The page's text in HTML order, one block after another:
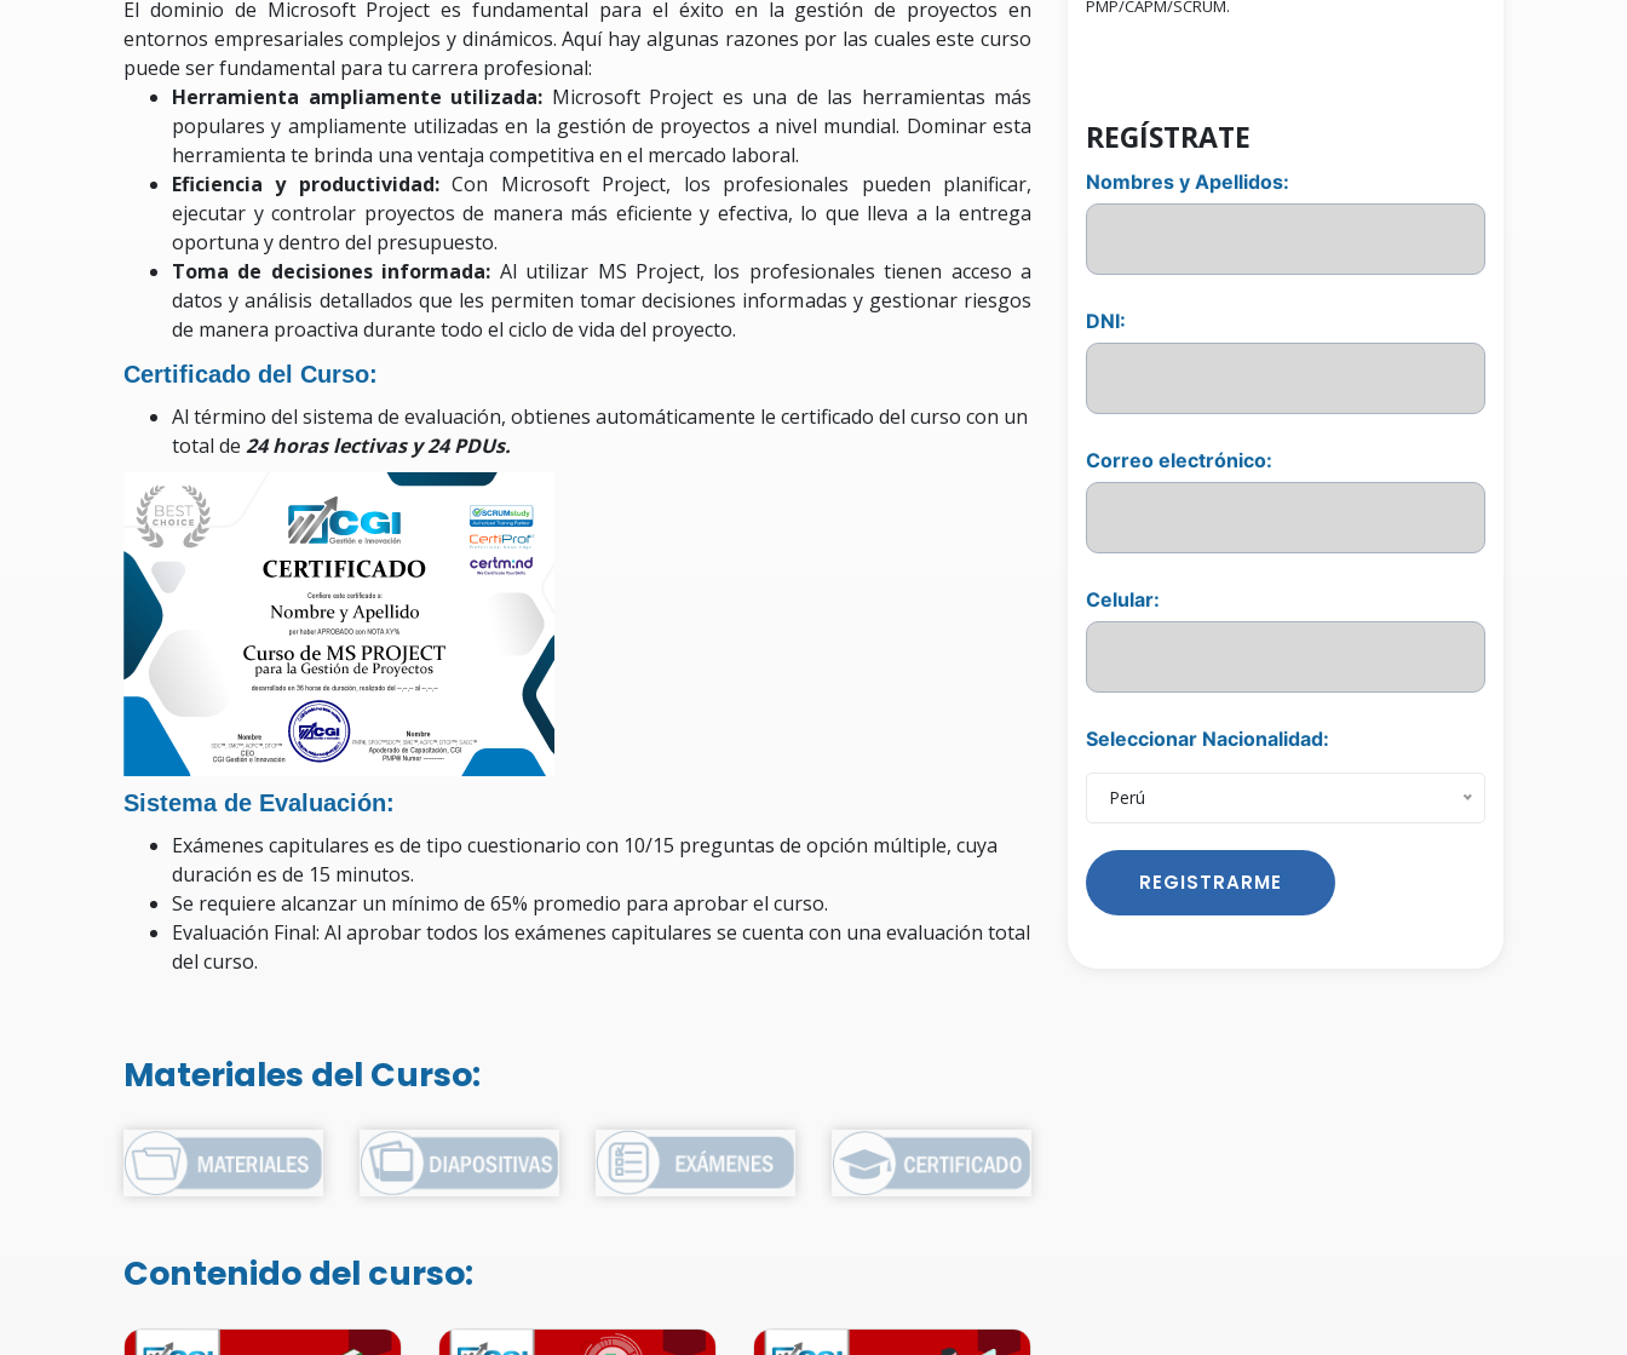
El dominio de Microsoft Project es fundamental para el éxito en la gestión de proyectos en
entornos empresariales complejos y dinámicos. Aquí hay algunas razones por las cuales este curso
puede ser fundamental para tu carrera profesional:
Herramienta ampliamente utilizada: Microsoft Project es una de las herramientas más
populares y ampliamente utilizadas en la gestión de proyectos a nivel mundial. Dominar esta
herramienta te brinda una ventaja competitiva en el mercado laboral.
Eficiencia y productividad:Con Microsoft Project, los profesionales pueden planificar,
ejecutar y controlar proyectos de manera más eficiente y efectiva, lo que lleva a la entrega
oportuna y dentro del presupuesto.
Toma de decisiones informada: Al utilizar MS Project, los profesionales tienen acceso a
datos y análisis detallados que les permiten tomar decisiones informadas y gestionar riesgos
de manera proactiva durante todo el ciclo de vida del proyecto.
Certificado del Curso:
Al término del sistema de evaluación, obtienes automáticamente le certificado del curso con un
total de 24 horas lectivas y 24 PDUs.
Sistema de Evaluación:
Exámenes capitulares es de tipo cuestionario con 10/15 preguntas de opción múltiple, cuya
duración es de 15 minutos.
Se requiere alcanzar un mínimo de 65% promedio para aprobar el curso.
Evaluación Final: Al aprobar todos los exámenes capitulares se cuenta con una evaluación total
del curso.
Materiales del Curso:
Contenido del curso:
PMP/CAPM/SCRUM.
REGÍSTRATE
Nombres y Apellidos:
DNI:
Correo electrónico:
Celular:
Seleccionar Nacionalidad:
Perú
REGISTRARME